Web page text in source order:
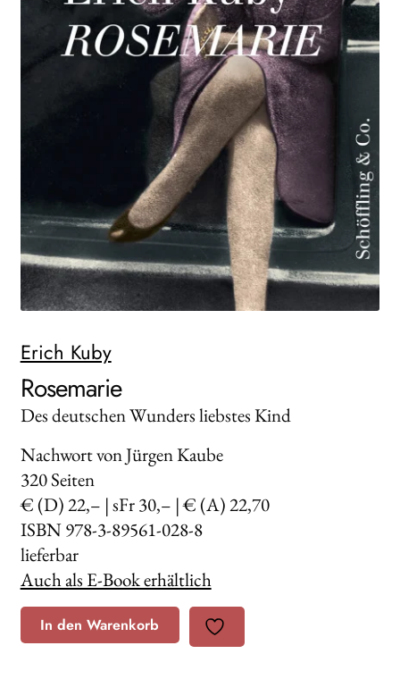
AKTUELLES
WEITERE VERLAGE
Erich Kuby
Rosemarie
Des deutschen Wunders liebstes Kind
Nachwort von Jürgen Kaube
320Seiten
€ (D) 22,– | sFr 30,– | € (A) 22,70
ISBN 978-3-89561-028-8
lieferbar
Auch als E-Book erhältlich
In den Warenkorb